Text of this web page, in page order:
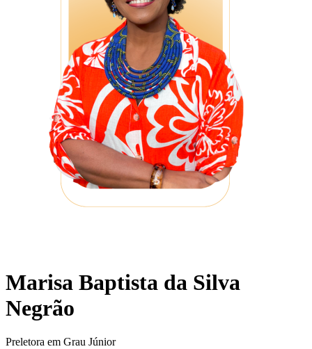
Marisa Baptista da Silva
Negrão
Preletora em Grau Júnior